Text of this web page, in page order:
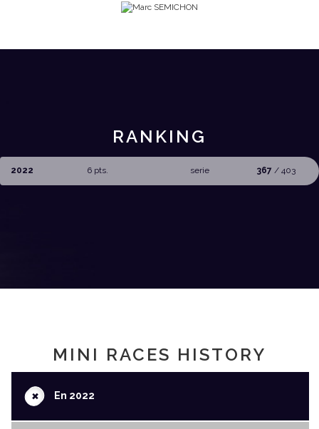
RANKING
2022 6 pts. serie 367 / 403
MINI RACES HISTORY
+En 2022